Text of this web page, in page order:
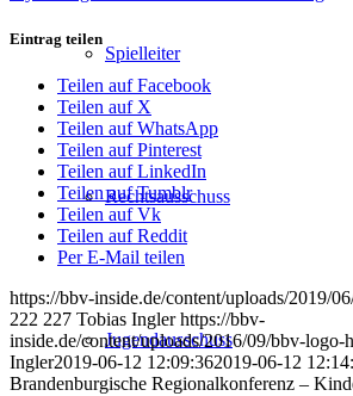
Spielleiter
Rechtsausschuss
Jugendausschuss
Eintrag teilen
Teilen auf Facebook
Teilen auf X
Teilen auf WhatsApp
Teilen auf Pinterest
Teilen auf LinkedIn
Teilen auf Tumblr
Teilen auf Vk
Teilen auf Reddit
Per E-Mail teilen
https://bbv-inside.de/content/uploads/2019/
222 227 Tobias Ingler https://bbv-
inside.de/content/uploads/2016/09/bbv-logo-
Ingler2019-06-12 12:09:362019-06-12
Brandenburgische Regionalkonferenz –